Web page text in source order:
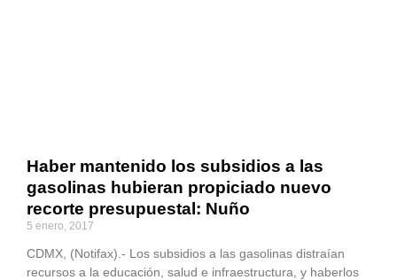
Haber mantenido los subsidios a las
gasolinas hubieran propiciado nuevo
recorte presupuestal: Nuño
5 enero, 2017
CDMX, (Notifax).- Los subsidios a las gasolinas distraían
recursos a la educación, salud e infraestructura, y haberlos